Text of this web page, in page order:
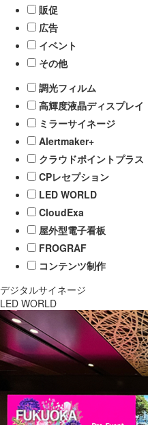
販促
広告
イベント
その他
調光フィルム
高輝度液晶ディスプレイ
ミラーサイネージ
Alertmaker+
クラウドポイントプラス
CPレセプション
LED WORLD
CloudExa
屋外型電子看板
FROGRAF
コンテンツ制作
デジタルサイネージ
LED WORLD